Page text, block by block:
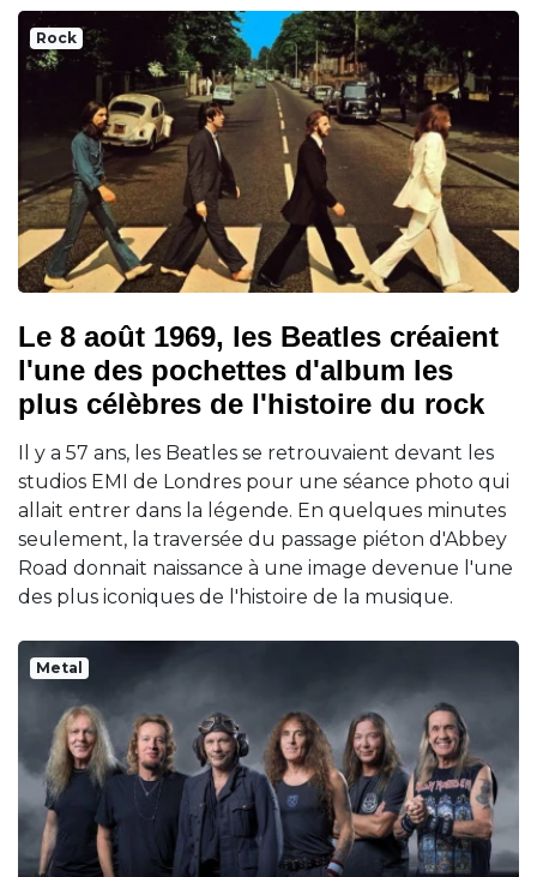
Rock
Le 8 août 1969, les Beatles créaient
l'une des pochettes d'album les
plus célèbres de l'histoire du rock
Il y a 57 ans, les Beatles se retrouvaient devant les
studios EMI de Londres pour une séance photo qui
allait entrer dans la légende. En quelques minutes
seulement, la traversée du passage piéton d'Abbey
Road donnait naissance à une image devenue l'une
des plus iconiques de l'histoire de la musique.
Metal